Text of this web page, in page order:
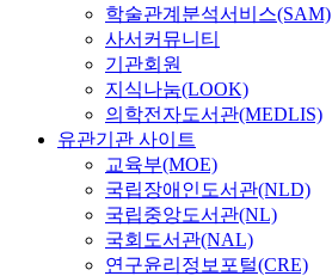
학술관계분석서비스(SAM)
사서커뮤니티
기관회원
지식나눔(LOOK)
의학전자도서관(MEDLIS)
유관기관 사이트
교육부(MOE)
국립장애인도서관(NLD)
국립중앙도서관(NL)
국회도서관(NAL)
연구윤리정보포털(CRE)